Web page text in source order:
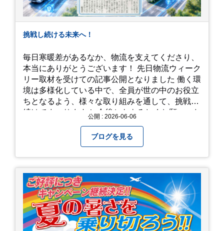
挑戦し続ける未来へ！
毎日寒暖差があるなか、物流を支えてくださり、
本当にありがとうございます！ 先日物流ウィーク
リー取材を受けての記事公開となりました 働く環
境は多様化している中で、全員が世の中のお役立
ちとなるよう、様々な取り組みを通して、挑戦を
続けてまいります！ 今後ともよろしくお願いいた公開 : 2026-06-06
ブログを見る